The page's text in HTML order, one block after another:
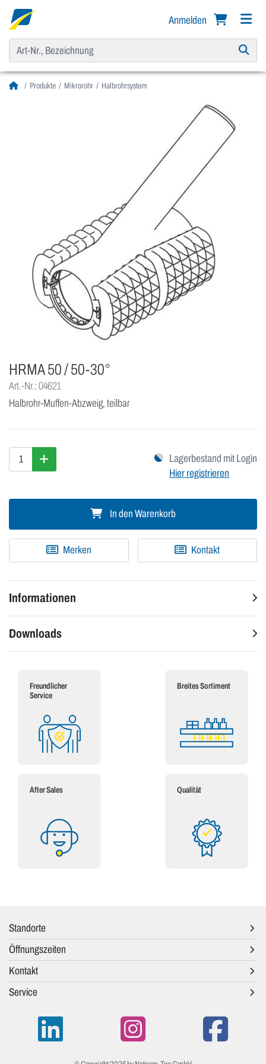
Anmelden
Produkte Mikrorohr Halbrohrsystem
HRMA 50 / 50-30°
Art.-Nr.: 04621
Halbrohr-Muffen-Abzweig, teilbar
Lagerbestand mit Login
Hier registrieren
In den Warenkorb
Merken Kontakt
Informationen
Downloads
Freundlicher
Service
Breites Sortiment
After Sales Qualität
Standorte
Öffnungszeiten
Kontakt
Service